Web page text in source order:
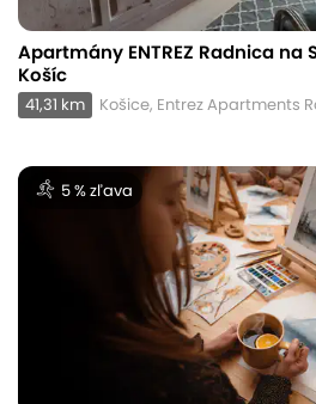
Apartmány ENTREZ Radnica na
Košíc
41,31 km Košice, Entrez Apartments
5 % zľava